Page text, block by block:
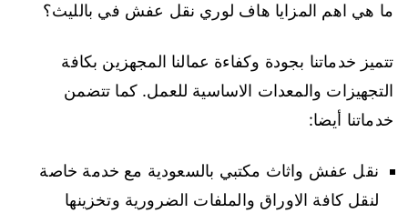
ما هي اهم المزايا هاف لوري نقل عفش في بالليث؟
تتميز خدماتنا بجودة وكفاءة عمالنا المجهزين بكافة
التجهيزات والمعدات الاساسية للعمل. كما تتضمن
خدماتنا أيضا:
نقل عفش واثاث مكتبي بالسعودية مع خدمة خاصة
لنقل كافة الاوراق والملفات الضرورية وتخزينها